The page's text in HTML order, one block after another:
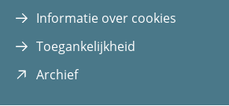
Informatie over cookies
Toegankelijkheid
Archief(opent